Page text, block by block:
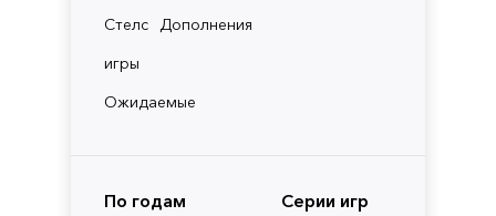
Стелс
игры
Дополнения
Ожидаемые
По годам Серии игр